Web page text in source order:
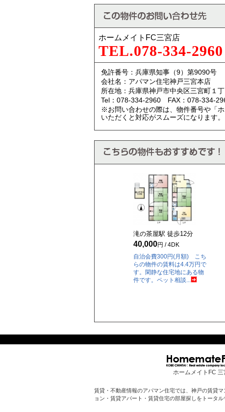
ホームメイトFC三宮店
TEL.078-334-2960
免許番号：兵庫県知事（9）第9090号
会社名：アパマン住宅神戸三宮本店
所在地：兵庫県神戸市中央区三宮町１
Tel：078-334-2960 FAX：078-334-
※お問い合わせの際は、物件番号や「
いただくと対応がスムーズになります。
滝の茶屋駅 徒歩12分
40,000円 / 4DK
自治会費300円(月額) こち
らの物件の賃料は4.4万円で
す。閑静な住宅地にある物
件です。ペット相談...
ホームメイトFC
賃貸・不動産情報のアパマン住宅では、神戸の賃貸
ョン・賃貸アパート・賃貸住宅の部屋探しをトータ